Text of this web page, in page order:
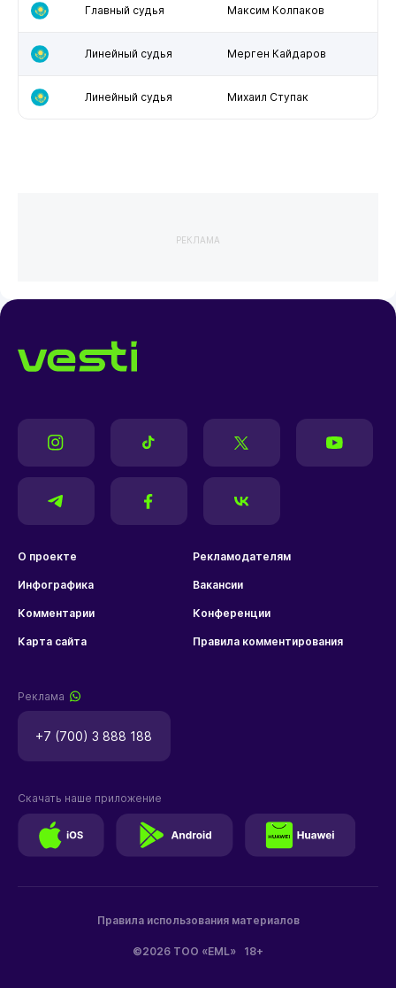
Главный судья Максим Колпаков
Линейный судья Мерген Кайдаров
Линейный судья Михаил Ступак
РЕКЛАМА
О проекте Рекламодателям
Инфографика Вакансии
Комментарии Конференции
Карта сайта Правила комментирования
Реклама
+7 (700) 3 888 188
©2026 ТОО «EML» 18+
Правила использования материалов
Скачать наше приложение